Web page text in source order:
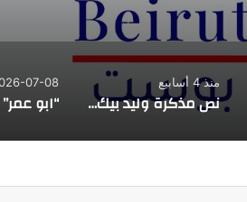
منذ 4 أسابيع
نص مذكرة وليد بيك للمجلس المذهبي الدرزي
07-08